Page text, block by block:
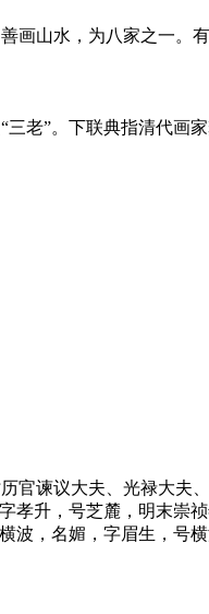
画山水，为八家之一。
老”。下联典指清代画家
官谏议大夫、光禄大
孝升，号芝麓，明末
，名媚，字眉生，号